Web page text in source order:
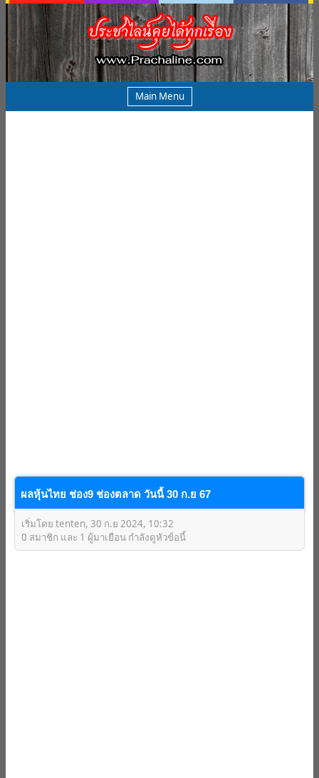
Main Menu
ผลหุ้นไทย ช่อง9 ช่องตลาด วันนี้ 30 ก.ย 67
เริ่มโดย tenten, 30 ก.ย 2024, 10:32
0 สมาชิก และ 1 ผู้มาเยือน กำลังดูหัวข้อนี้